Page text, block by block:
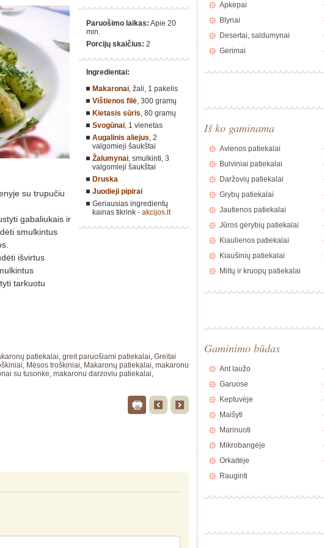
su trupučiu
gabaliukais ir
smulkintus
išvirtus
tarkuotu
Paruošimo laikas: Apie 20
min.
Porcijų skaičius: 2
Ingredientai:
Makaronai, žali, 1 pakelis
Vištienos filė, 300 gramų
Kietasis sūris, 80 gramų
Svogūnai, 1 vienetas
Augalinis aliejus, 2
valgomieji šaukštai
Žalumynai, smulkinti, 3
valgomieji šaukštai
Druska
Juodieji pipirai
Geriausias ingredientų
kainas tikrink - akcijos.lt
patiekalai, greit paruošiami patiekalai, Greitai
, Mėsos troškiniai, Makaronų patiekalai, makaronu
su tusonke, makaronu darzoviu patiekalai,
Apkepai
Blynai
Desertai, saldumynai
Gėrimai
Iš ko gaminama
Avienos patiekalai
Bulviniai patiekalai
Daržovių patiekalai
Grybų patiekalai
Jautienos patiekalai
Jūros gėrybių patiekalai
Kiaulienos patiekalai
Kiaušinių patiekalai
Miltų ir kruopų patiekalai
Gaminimo būdas
Ant laužo
Garuose
Keptuvėje
Maišyti
Marinuoti
Mikrobangėje
Orkaitėje
Rauginti